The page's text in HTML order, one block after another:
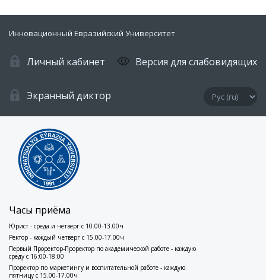
Инновационный Евразийский Университет
Личный кабинет Версия для слабовидящих
Экранный диктор
Часы приёма
Юрист - среда и четверг с 10.00-13.00ч
Ректор - каждый четверг с 15.00-17.00ч
Первый Проректор-Проректор по академической работе - каждую
среду с 16:00-18:00
Проректор по маркетингу и воспитательной работе - каждую
пятницу с 15.00-17.00ч